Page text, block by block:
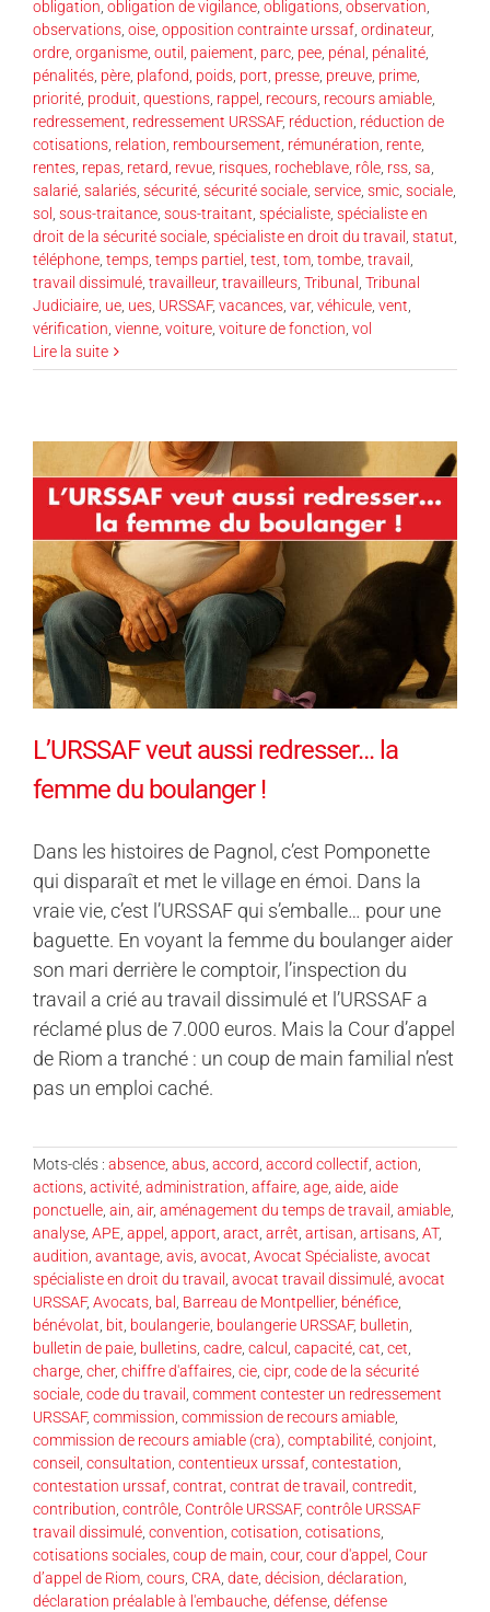
obligation obligation de vigilance obligations observation
observations oise opposition contrainte urssaf ordinateur,
ordre organisme outil paiement parc pee pénal pénalité
pénalités père plafond poids port presse preuve prime
priorité produit questions rappel recours recours amiable
redressement redressement URSSAF, réduction réduction de
cotisations relation remboursement rémunération rente
rentes repas retard revue risques rocheblave rôle rss sa
salarié salariés sécurité sécurité sociale service smic sociale
sol sous-traitance sous-traitant spécialiste spécialiste en
droit de la sécurité sociale spécialiste en droit du travail statut
téléphone temps temps partiel test tom tombe travail
travail dissimulé travailleur, travailleurs Tribunal
Tribunal
Judiciaire ue ues URSSAF, vacances var, véhicule vent
vérification vienne voiture voiture de fonction vol
Lire la suite
L’URSSAF veut aussi redresser… la
femme du boulanger !
Dans les histoires de Pagnol, c’est Pomponette
qui disparaît et met le village en émoi. Dans la
vraie vie, c’est l’URSSAF qui s’emballe… pour une
baguette. En voyant la femme du boulanger aider
son mari derrière le comptoir, l’inspection du
travail a crié au travail dissimulé et l’URSSAF a
réclamé plus de 7.000 euros. Mais la Cour d’appel
de Riom a tranché : un coup de main familial n’est
pas un emploi caché.
Mots-clés : absence, abus, accord, accord collectif, action,
actions, activité, administration, affaire, age, aide, aide
ponctuelle, ain, air, aménagement du temps de travail , amiable,
analyse, APE, appel , apport, aract, arrêt, artisan, artisans, AT,
audition, avantage, avis, avocat, Avocat Spécialiste, avocat
spécialiste en droit du travail , avocat travail dissimulé, avocat
URSSAF, Avocats, bal , Barreau de Montpellier, bénéfice,
bénévolat, bit, boulangerie, boulangerie URSSAF, bulletin,
bulletin de paie, bulletins, cadre, calcul , capacité, cat, cet,
charge, cher, chiffre d'affaires, cie, cipr, code de la sécurité
sociale, code du travail , comment contester un redressement
URSSAF, commission, commission de recours amiable,
commission de recours amiable (cra), comptabilité, conjoint,
conseil , consultation, contentieux urssaf, contestation,
contestation urssaf, contrat, contrat de travail , contredit,
contribution, contrôle, Contrôle URSSAF, contrôle URSSAF
travail dissimulé, convention, cotisation, cotisations,
cotisations sociales, coup de main, cour, cour d'appel , Cour
d’appel de Riom, cours, CRA, date, décision, déclaration,
déclaration préalable à l'embauche, défense, défense